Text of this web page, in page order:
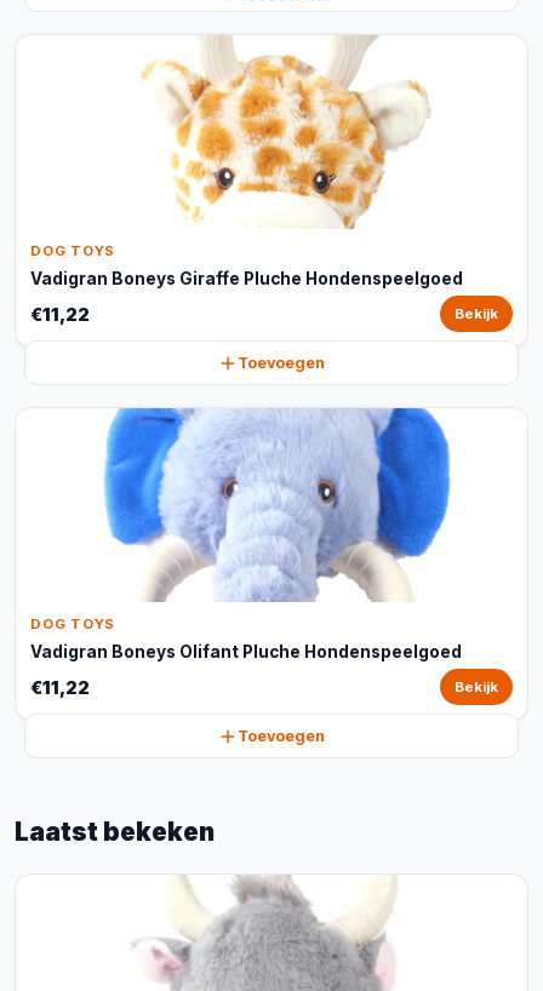
DOG TOYS
Vadigran Boneys Giraffe Pluche Hondenspeelgoed
€11,22 Bekijk
Toevoegen
DOG TOYS
Vadigran Boneys Olifant Pluche Hondenspeelgoed
€11,22 Bekijk
Toevoegen
Laatst bekeken